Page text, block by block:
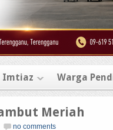
Imtiaz Warga
Meriah
no comments